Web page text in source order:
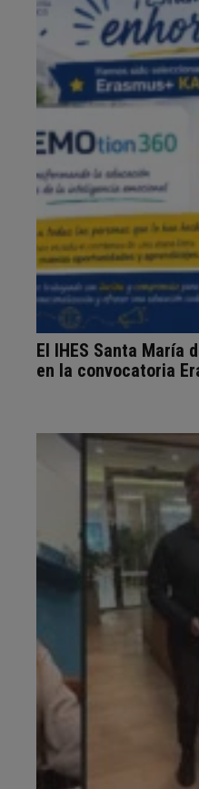
El IHES Santa María
en la convocatoria